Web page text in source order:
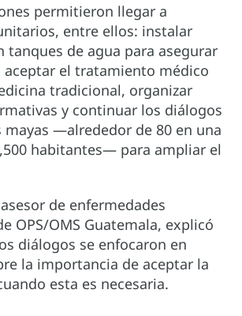
permitieron llegar a
entre ellos: instalar
tanques de agua para asegurar
el tratamiento médico
tradicional, organizar
y continuar los diálogos
mayas —alrededor de 80 en una
habitantes— para ampliar el
de enfermedades
OPS/OMS Guatemala, explicó
diálogos se enfocaron en
la importancia de aceptar la
esta es necesaria.